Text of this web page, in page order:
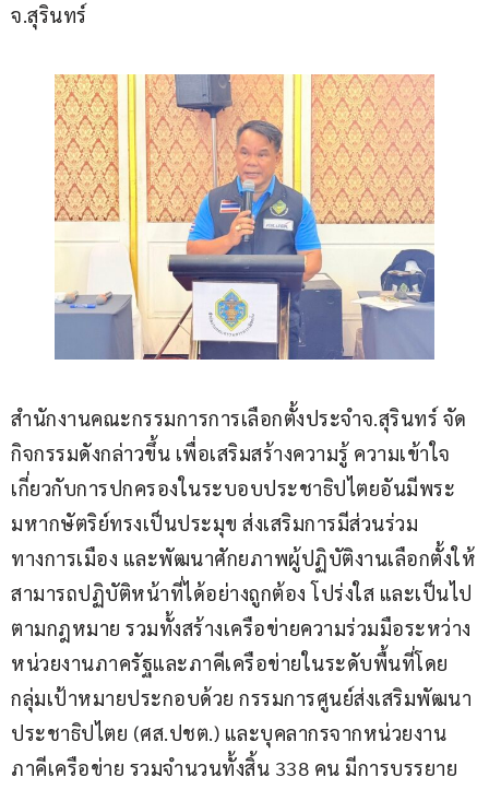
จ.สุรินทร์
สำนักงานคณะกรรมการการเลือกตั้งประจำจ.สุรินทร์ จัด
กิจกรรมดังกล่าวขึ้น เพื่อเสริมสร้างความรู้ ความเข้าใจ
เกี่ยวกับการปกครองในระบอบประชาธิปไตยอันมีพระ
มหากษัตริย์ทรงเป็นประมุข ส่งเสริมการมีส่วนร่วม
ทางการเมือง และพัฒนาศักยภาพผู้ปฏิบัติงานเลือกตั้งให้
สามารถปฏิบัติหน้าที่ได้อย่างถูกต้อง โปร่งใส และเป็นไป
ตามกฎหมาย รวมทั้งสร้างเครือข่ายความร่วมมือระหว่าง
หน่วยงานภาครัฐและภาคีเครือข่ายในระดับพื้นที่โดย
กลุ่มเป้าหมายประกอบด้วย กรรมการศูนย์ส่งเสริมพัฒนา
ประชาธิปไตย (ศส.ปชต.) และบุคลากรจากหน่วยงาน
ภาคีเครือข่าย รวมจำนวนทั้งสิ้น 338 คน มีการบรรยาย